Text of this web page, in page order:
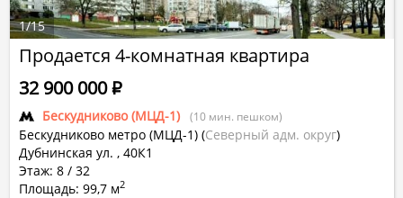
Продается 4-комнатная квартира
Бескудниково (МЦД-1) (10 мин. пешком)
Бескудниково метро (МЦД-1) (Северный адм. округ)
Дубнинская ул. , 40К1
Этаж: 8 / 32
Площадь: 99,7 м2
32 900 000Р
1/15